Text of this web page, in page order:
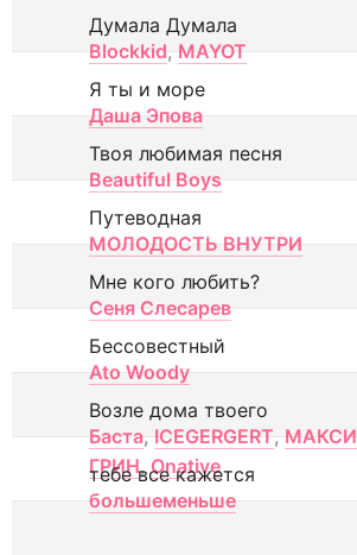
Думала Думала
Blockkid, MAYOT
Я ты и море
Даша Эпова
Твоя любимая песня
Beautiful Boys
Путеводная
МОЛОДОСТЬ ВНУТРИ
Мне кого любить?
Сеня Слесарев
Бессовестный
Ato Woody
Возле дома твоего
Баста, ICEGERGERT, МАКСИ
ГРИН, Onative
тебе все кажется
большеменьше